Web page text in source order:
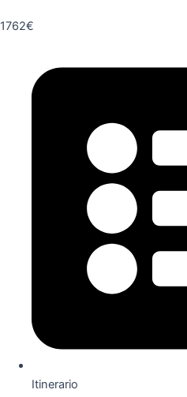
1762€
Itinerario